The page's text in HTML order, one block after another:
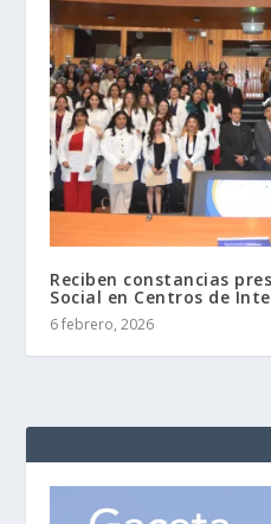
Reciben constancias
Social en Centros de
6 febrero, 2026